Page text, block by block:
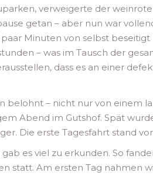
verweigerte der
getan – aber nun war
Minuten von selbst
– was im Tausch der
dass es an einer
belohnt – nicht nur von einem
Abend im Gutshof. Spät
Die erste Tagesfahrt stand
es viel zu erkunden. So
statt. Am ersten Tag nahmen